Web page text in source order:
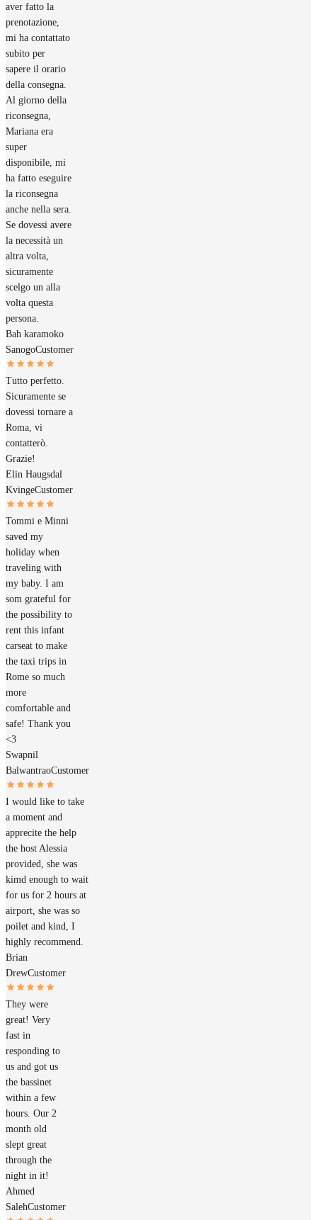
aver fatto la
prenotazione,
mi ha contattato
subito per
sapere il orario
della consegna.
Al giorno della
riconsegna,
Mariana era
super
disponibile, mi
ha fatto eseguire
la riconsegna
anche nella sera.
Se dovessi avere
la necessità un
altra volta,
sicuramente
scelgo un alla
volta questa
persona.
Bah karamoko
SanogoCustomer
Tutto perfetto.
Sicuramente se
dovessi tornare a
Roma, vi
contatterò.
Grazie!
Elin Haugsdal
KvingeCustomer
Tommi e Minni
saved my
holiday when
traveling with
my baby. I am
som grateful for
the possibility to
rent this infant
carseat to make
the taxi trips in
Rome so much
more
comfortable and
safe! Thank you
<3
Swapnil
BalwantraoCustomer
I would like to take
a moment and
apprecite the help
the host Alessia
provided, she was
kimd enough to wait
for us for 2 hours at
airport, she was so
poilet and kind, I
highly recommend.
Brian
DrewCustomer
They were
great! Very
fast in
responding to
us and got us
the bassinet
within a few
hours. Our 2
month old
slept great
through the
night in it!
Ahmed
SalehCustomer